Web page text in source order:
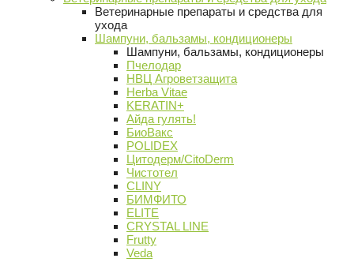
Ветеринарные препараты и средства для
ухода
Шампуни, бальзамы, кондиционеры
Шампуни, бальзамы, кондиционеры
Пчелодар
НВЦ Агроветзащита
Herba Vitae
KERATIN+
Айда гулять!
БиоВакс
POLIDEX
Цитодерм/CitoDerm
Чистотел
CLINY
БИМФИТО
ELITE
CRYSTAL LINE
Frutty
Veda